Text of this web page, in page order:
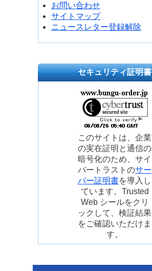
お問い合わせ
サイトマップ
ニュースレター登録解除
セキュリティ証明書
このサイトは、企業
の実在証明と通信の
暗号化のため、サイ
バートラストのサー
バー証明書を導入し
ています。Trusted
Web シールをクリ
ックして、検証結果
をご確認いただけま
す。